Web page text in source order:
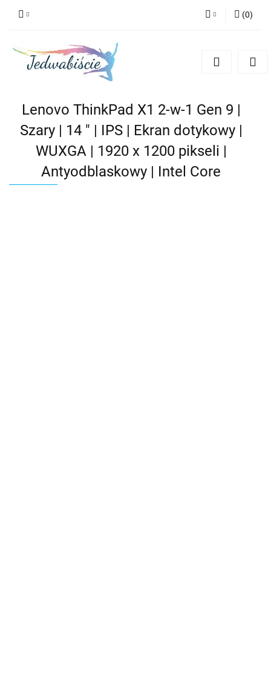
Zarejestruj się
(0)
Lenovo ThinkPad X1 2-w-1 Gen 9 |
Szary | 14 " | IPS | Ekran dotykowy |
WUXGA | 1920 x 1200 pikseli |
Antyodblaskowy | Intel Core